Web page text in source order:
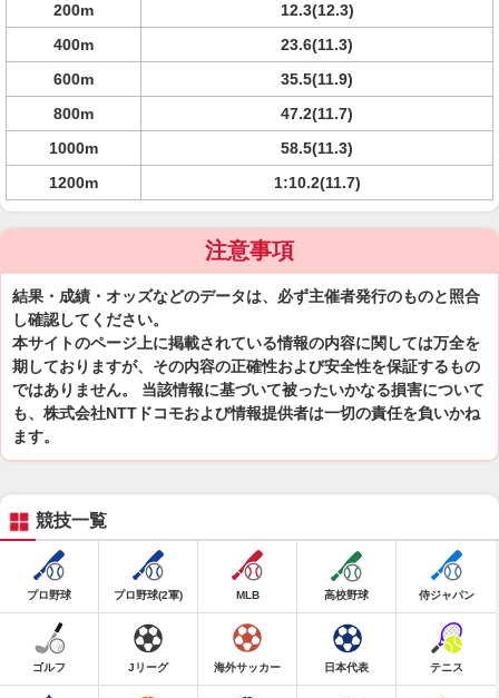
200m
12.3(12.3)
400m
23.6(11.3)
600m
35.5(11.9)
800m
47.2(11.7)
1000m
58.5(11.3)
1200m
1:10.2(11.7)
注意事項
結果・成績・オッズなどのデータは、必ず主催者発行のものと照合
し確認してください。
本サイトのページ上に掲載されている情報の内容に関しては万全を
期しておりますが、その内容の正確性および安全性を保証するもの
ではありません。 当該情報に基づいて被ったいかなる損害について
も、株式会社NTTドコモおよび情報提供者は一切の責任を負いかね
ます。
競技一覧
プロ野球 プロ野球(2軍) MLB 高校野球 侍ジャパン
ゴルフ Jリーグ 海外サッカー 日本代表 テニス